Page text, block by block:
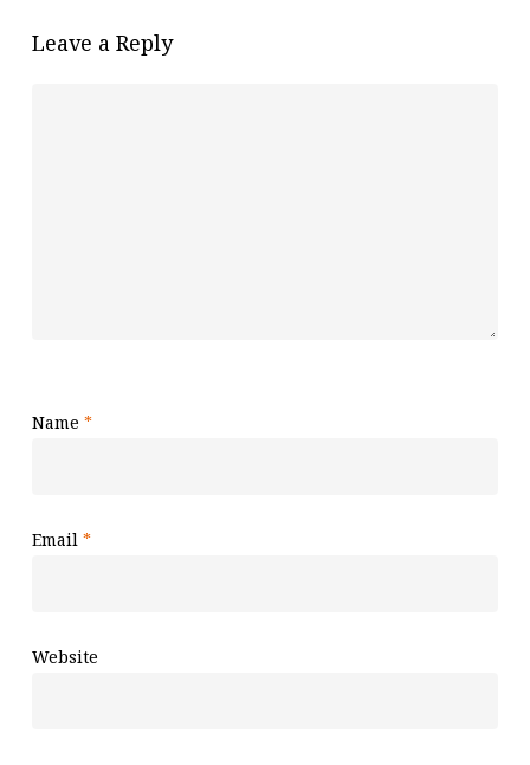
Leave a Reply
Name *
Email *
Website